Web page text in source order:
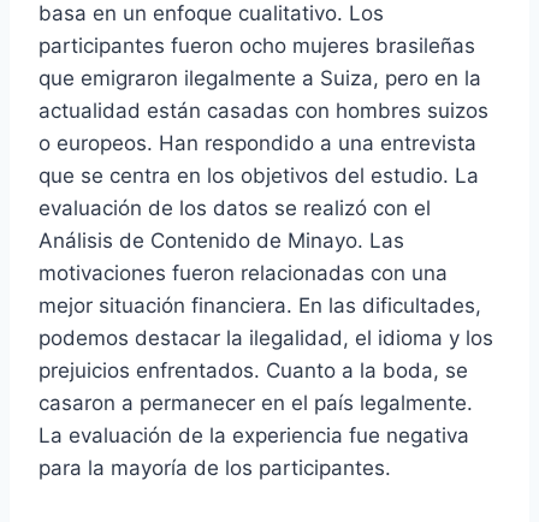
basa en un enfoque cualitativo. Los
participantes fueron ocho mujeres brasileñas
que emigraron ilegalmente a Suiza, pero en la
actualidad están casadas con hombres suizos
o europeos. Han respondido a una entrevista
que se centra en los objetivos del estudio. La
evaluación de los datos se realizó con el
Análisis de Contenido de Minayo. Las
motivaciones fueron relacionadas con una
mejor situación financiera. En las dificultades,
podemos destacar la ilegalidad, el idioma y los
prejuicios enfrentados. Cuanto a la boda, se
casaron a permanecer en el país legalmente.
La evaluación de la experiencia fue negativa
para la mayoría de los participantes.